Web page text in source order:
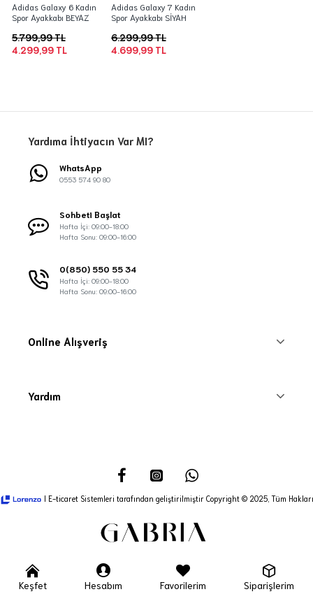
Adidas Galaxy 6 Kadın
Spor Ayakkabı BEYAZ
4.299,99 TL
5.799,99 TL
Adidas Galaxy 7 Kadın
Spor Ayakkabı SİYAH
4.699,99 TL
6.299,99 TL
Yardıma İhtiyacın Var MI?
WhatsApp
0553 574 90 80
Sohbeti Başlat
Hafta İçi: 09:00-18:00
Hafta Sonu: 09:00-16:00
0(850) 550 55 34
Hafta İçi: 09:00-18:00
Hafta Sonu: 09:00-16:00
Online Alışveriş
Yardım
I E-ticaret Sistemleri tarafından geliştirilmiştir Copyright © 2025, Tüm Hakları
Keşfet Hesabım Favorilerim Siparişlerim